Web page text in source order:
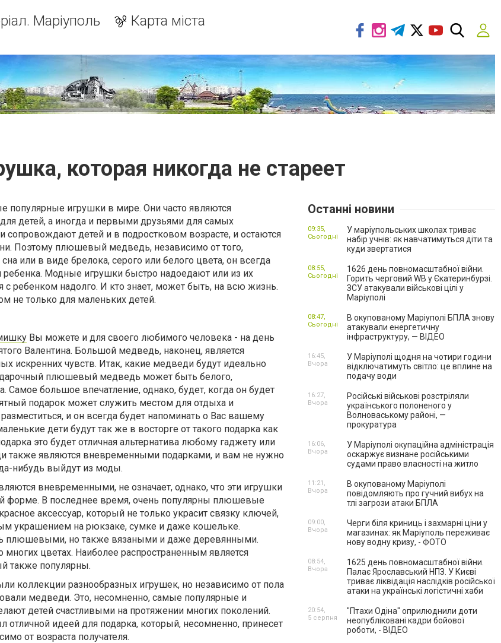
Маріуполь Карта міста
которая никогда не стареет
популярные игрушки в мире. Они часто являются
детей, а иногда и первыми друзьями для самых
сопровождают детей и в подростковом возрасте, и остаются
Поэтому плюшевый медведь, независимо от того,
или в виде брелока, серого или белого цвета, он всегда
Модные игрушки быстро надоедают или из их
с ребенком надолго. И кто знает, может быть, на всю жизнь.
не только для маленьких детей.
Вы можете и для своего любимого человека - на день
Валентина. Большой медведь, наконец, является
искренних чувств. Итак, какие медведи будут идеально
плюшевый медведь может быть белого,
Самое большое впечатление, однако, будет, когда он будет
подарок может служить местом для отдыха и
и он всегда будет напоминать о Вас вашему
дети будут так же в восторге от такого подарка как
это будет отличная альтернатива любому гаджету или
также являются вневременными подарками, и вам не нужно
нибудь выйдут из моды.
вневременными, не означает, однако, что эти игрушки
форме. В последнее время, очень популярны плюшевые
аксессуар, который не только украсит связку ключей,
украшением на рюкзаке, сумке и даже кошельке.
плюшевыми, но также вязаными и даже деревянными.
цветах. Наиболее распространенным является
также популярны.
коллекции разнообразных игрушек, но независимо от пола
медведи. Это, несомненно, самые популярные и
детей счастливыми на протяжении многих поколений.
идеей для подарка, который, несомненно, принесет
от возраста получателя.
Останні новини
У маріупольських школах триває
набір учнів: як навчатимуться діти та
куди звертатися
09:35,
Сьогодні
1626 день повномасштабної війни.
Горить черговий WB у Єкатеринбурзі.
ЗСУ атакували військові цілі у
Маріуполі
08:55,
Сьогодні
В окупованому Маріуполі БПЛА знову
атакували енергетичну
інфраструктуру, — ВІДЕО
08:47,
Сьогодні
У Маріуполі щодня на чотири години
відключатимуть світло: це вплине на
подачу води
16:45,
Вчора
Російські військові розстріляли
українського полоненого у
Волноваському районі, —
прокуратура
16:27,
Вчора
У Маріуполі окупаційна адміністрація
оскаржує визнане російськими
судами право власності на житло
16:06,
Вчора
В окупованому Маріуполі
повідомляють про гучний вибух на
тлі загрози атаки БПЛА
11:21,
Вчора
Черги біля криниць і захмарні ціни у
магазинах: як Маріуполь переживає
нову водну кризу, - ФОТО
09:00,
Вчора
1625 день повномасштабної війни.
Палає Ярославський НПЗ. У Києві
триває ліквідація наслідків російської
атаки на українські логістичні хаби
08:54,
Вчора
"Птахи Одіна" оприлюднили доти
неопубліковані кадри бойової
роботи, - ВІДЕО
20:54,
5 серпня